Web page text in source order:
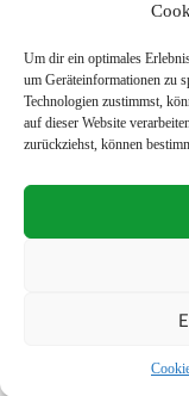
Um dir ein optimales
um Geräteinformationen zu
Technologien zustimmst,
auf dieser Website
zurückziehst, können